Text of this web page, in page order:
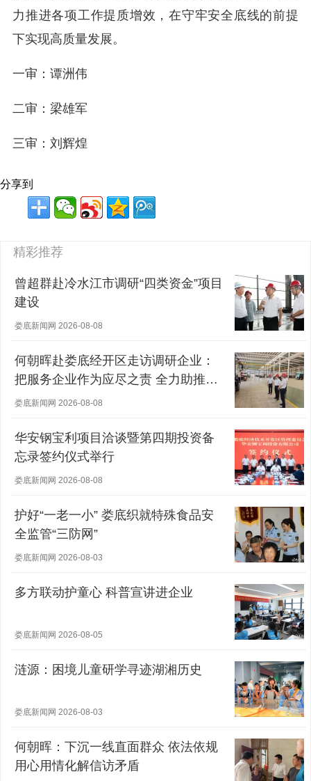
力推进各项工作提质增效，在守牢安全底线的前提
下实现高质量发展。
一审：谭洲伟
二审：梁雄军
三审：刘辉煌
分享到
精彩推荐
曾超群赴冷水江市调研“四类资金”项目
建设
娄底新闻网 2026-08-08
何朝晖赴娄底经开区走访调研企业：
把服务企业作为应尽之责 全力助推经
营主体稳健发展
娄底新闻网 2026-08-08
华安钢宝利项目洽谈暨第四期投资备
忘录签约仪式举行
娄底新闻网 2026-08-08
护好“一老一小” 娄底织就特殊食品安
全监管“三防网”
娄底新闻网 2026-08-03
多方联动护童心 科普宣讲进企业
娄底新闻网 2026-08-05
涟源：困境儿童研学寻迹湖湘历史
娄底新闻网 2026-08-03
何朝晖：下沉一线直面群众 依法依规
用心用情化解信访矛盾